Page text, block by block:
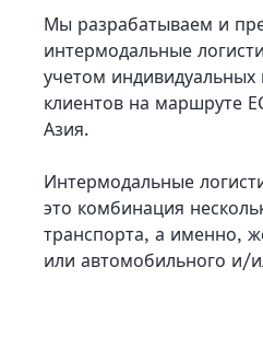
Мы разрабатываем и
интермодальные
учетом индивидуальных
клиентов на маршруте
Азия.
Интермодальные
это комбинация
транспорта, а именно,
или автомобильного и/